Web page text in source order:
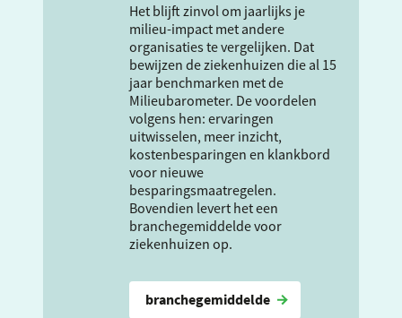
Het blijft zinvol om jaarlijks je
milieu-impact met andere
organisaties te vergelijken. Dat
bewijzen de ziekenhuizen die al 15
jaar benchmarken met de
Milieubarometer. De voordelen
volgens hen: ervaringen
uitwisselen, meer inzicht,
kostenbesparingen en klankbord
voor nieuwe
besparingsmaatregelen.
Bovendien levert het een
branchegemiddelde voor
ziekenhuizen op.
branchegemiddelde